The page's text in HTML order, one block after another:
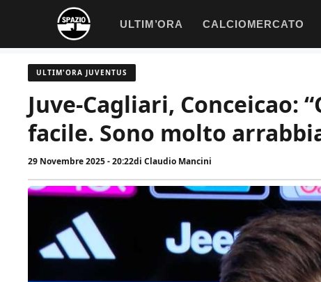
contenuto
ULTIM’ORA CALCIOMERCATO
ULTIM'ORA JUVENTUS
Juve-Cagliari, Conceicao:
facile. Sono molto
29 Novembre 2025 - 20:22di Claudio Mancini